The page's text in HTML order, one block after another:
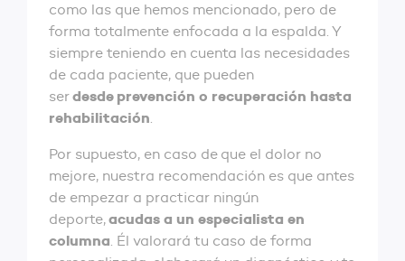
como las que hemos mencionado, pero de
forma totalmente enfocada a la espalda. Y
siempre teniendo en cuenta las necesidades
de cada paciente, que pueden
serdesde prevención o recuperación hasta
rehabilitación.
Por supuesto, en caso de que el dolor no
mejore, nuestra recomendación es que antes
de empezar a practicar ningún
deporte,acudas a un especialista en
columna. Él valorará tu caso de forma